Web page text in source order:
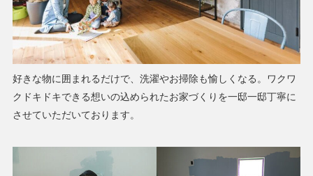
好きな物に囲まれるだけで、洗濯やお掃除も愉しくなる。ワクワ
クドキドキできる想いの込められたお家づくりを一邸一邸丁寧に
させていただいております。